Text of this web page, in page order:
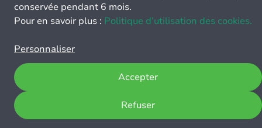
conservée pendant 6 mois.
Pour en savoir plus : Politique d’utilisation des cookies.
Personnaliser
Refuser
Accepter